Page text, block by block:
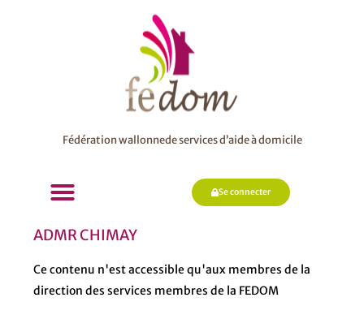
Fédération wallonnede services d’aide à domicile
Se connecter
ADMR CHIMAY
Ce contenu n'est accessible qu'aux membres de la
direction des services membres de la FEDOM